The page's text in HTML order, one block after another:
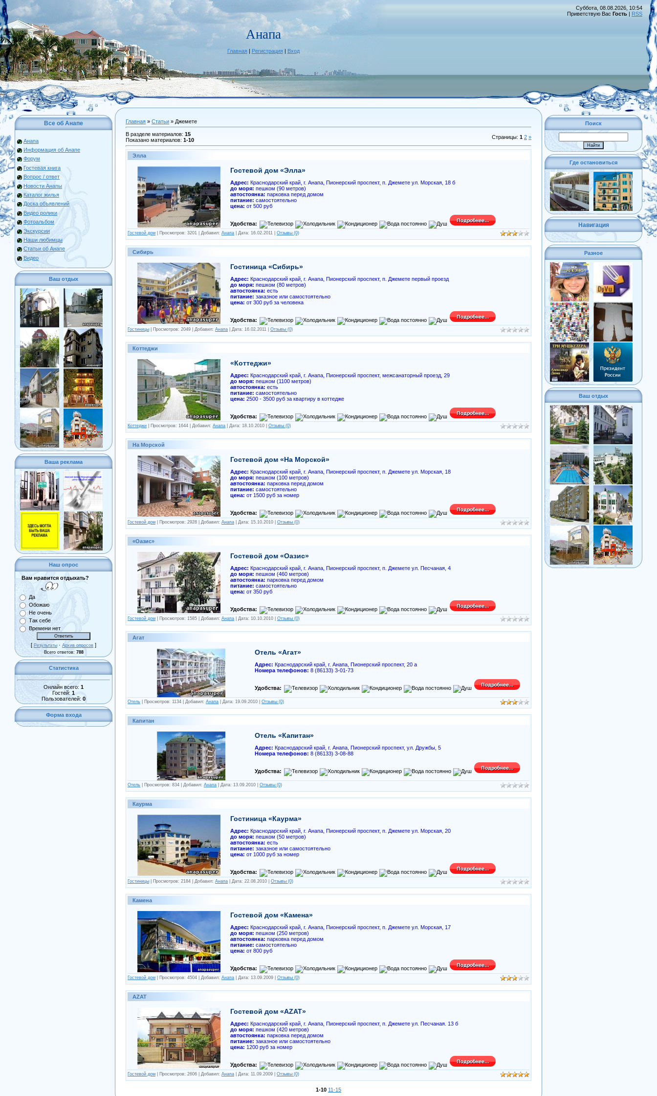
Анапа
Главная| Регистрация| Вход
Суббота, 08.08.2026, 10:54
Приветствую Вас Гость | RSS
Все об Анапе
Анапа
Информация об Анапе
Форум
Гостевая книга
Вопрос / ответ
Новости Анапы
Каталог жилья
Доска объявлений
Видео ролики
Фотоальбом
Экскурсии
Наши любимцы
Статьи об Анапе
Видео
Ваш отдых
Ваша реклама
Наш опрос
Вам нравится отдыхать?
Да
Обожаю
Не очень
Так себе
Времени нет
[ Результаты · Архив опросов ]
Всего ответов: 788
Статистика
Онлайн всего: 1
Гостей: 1
Пользователей: 0
Форма входа
Главная » Статьи » Джемете
В разделе материалов: 15
Показано материалов: 1-10 Страницы: 1 2 »
Элла
Гостевой дом «Элла»
Адрес: Краснодарский край, г. Анапа, Пионерский проспект, п. Джемете ул. Морская, 18 б
до моря: пешком (90 метров)
автостоянка: парковка перед домом
питание: самостоятельно
цена: от 500 руб
Удобства:
Гостевой дом | Просмотров: 3201 | Добавил: Анапа | Дата: 16.02.2011 Отзывы (0)
Сибирь
Гостиница «Сибирь»
Адрес: Краснодарский край, г. Анапа, Пионерский проспект, п. Джемете первый проезд
до моря: пешком (80 метров)
автостоянка: есть
питание: заказное или самостоятельно
цена: от 300 руб за человека
Удобства:
Гостиницы | Просмотров: 2049 | Добавил: Анапа | Дата: 16.02.2011 Отзывы (0)
Коттеджи
«Коттеджи»
Адрес: Краснодарский край, г. Анапа, Пионерский проспект, межсанаторный проезд, 29
до моря: пешком (1100 метров)
автостоянка: есть
питание: самостоятельно
цена: 2500 - 3500 руб за квартиру в коттедже
Удобства:
Коттеджи | Просмотров: 1644 | Добавил: Анапа | Дата: 18.10.2010 Отзывы (0)
На Морской
Гостевой дом «На Морской»
Адрес: Краснодарский край, г. Анапа, Пионерский проспект, п. Джемете ул. Морская, 18
до моря: пешком (100 метров)
автостоянка: парковка перед домом
питание: самостоятельно
цена: от 1500 руб за номер
Удобства:
Гостевой дом | Просмотров: 2928 | Добавил: Анапа | Дата: 15.10.2010 Отзывы (0)
«Оазис»
Гостевой дом «Оазис»
Адрес: Краснодарский край, г. Анапа, Пионерский проспект, п. Джемете ул. Песчаная, 4
до моря: пешком (460 метров)
автостоянка: парковка перед домом
питание: самостоятельно
цена: от 350 руб
Удобства:
Гостевой дом | Просмотров: 1585 | Добавил: Анапа | Дата: 10.10.2010 Отзывы (0)
Агат
Отель «Агат»
Адрес: Краснодарский край, г. Анапа, Пионерский проспект, 20 а
Номера телефонов: 8 (86133) 3-01-73
Удобства:
Отель | Просмотров: 1134 | Добавил: Анапа | Дата: 19.09.2010 Отзывы (0)
Капитан
Отель «Капитан»
Адрес: Краснодарский край, г. Анапа, Пионерский проспект, ул. Дружбы, 5
Номера телефонов: 8 (86133) 3-08-88
Удобства:
Отель | Просмотров: 834 | Добавил: Анапа | Дата: 13.09.2010 Отзывы (0)
Каурма
Гостиница «Каурма»
Адрес: Краснодарский край, г. Анапа, Пионерский проспект, п. Джемете ул. Морская, 20
до моря: пешком (50 метров)
автостоянка: есть
питание: заказное или самостоятельно
цена: от 1000 руб за номер
Удобства:
Гостиницы | Просмотров: 2184 | Добавил: Анапа | Дата: 22.08.2010 Отзывы (0)
Камена
Гостевой дом «Камена»
Адрес: Краснодарский край, г. Анапа, Пионерский проспект, п. Джемете ул. Морская, 17
до моря: пешком (250 метров)
автостоянка: парковка перед домом
питание: самостоятельно
цена: от 800 руб
Удобства:
Гостевой дом | Просмотров: 4504 | Добавил: Анапа | Дата: 13.09.2009 Отзывы (0)
AZAT
Гостевой дом «AZAT»
Адрес: Краснодарский край, г. Анапа, Пионерский проспект, п. Джемете ул. Песчаная. 13 б
до моря: пешком (420 метров)
автостоянка: парковка перед домом
питание: заказное или самостоятельно
цена: 1200 руб за номер
Удобства:
Гостевой дом | Просмотров: 2606 | Добавил: Анапа | Дата: 11.09.2009 Отзывы (0)
1-10 11-15
Поиск
Где остановиться
Навигация
Разное
Ваш отдых